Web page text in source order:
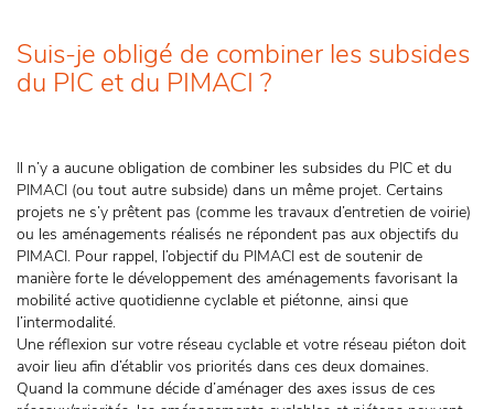
Suis-je obligé de combiner les subsides
du PIC et du PIMACI ?
Il n’y a aucune obligation de combiner les subsides du PIC et du
PIMACI (ou tout autre subside) dans un même projet. Certains
projets ne s’y prêtent pas (comme les travaux d’entretien de voirie)
ou les aménagements réalisés ne répondent pas aux objectifs du
PIMACI. Pour rappel, l’objectif du PIMACI est de soutenir de
manière forte le développement des aménagements favorisant la
mobilité active quotidienne cyclable et piétonne, ainsi que
l’intermodalité.
Une réflexion sur votre réseau cyclable et votre réseau piéton doit
avoir lieu afin d’établir vos priorités dans ces deux domaines.
Quand la commune décide d’aménager des axes issus de ces